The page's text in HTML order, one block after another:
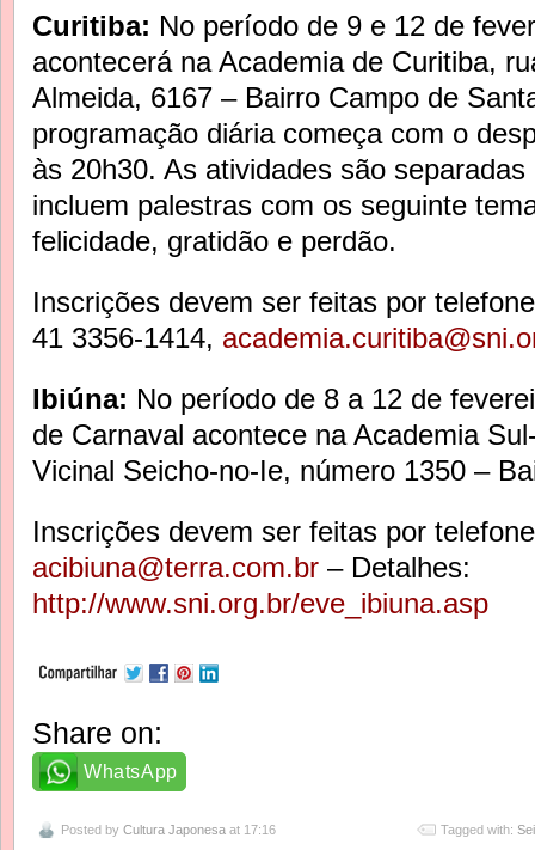
Curitiba: No período de 9 e 12 de
acontecerá na Academia de Curitiba,
Almeida, 6167 – Bairro Campo de
programação diária começa com o
às 20h30. As atividades são
incluem palestras com os seguinte
felicidade, gratidão e perdão.
Inscrições devem ser feitas por
41 3356-1414,
Ibiúna: No período de 8 a 12 de
de Carnaval acontece na Academia
Vicinal Seicho-no-Ie, número 1350 –
Inscrições devem ser feitas por
acibiuna@terra.com.br – Detalhes:
http://www.sni.org.br/eve_ibiuna.asp
Share on:
WhatsApp
Posted by Cultura Japonesa at 17:16 Tagged with: